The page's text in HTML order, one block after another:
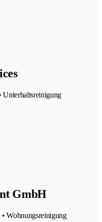
Unterhaltsreinigung
GmbH
Wohnungsreinigung